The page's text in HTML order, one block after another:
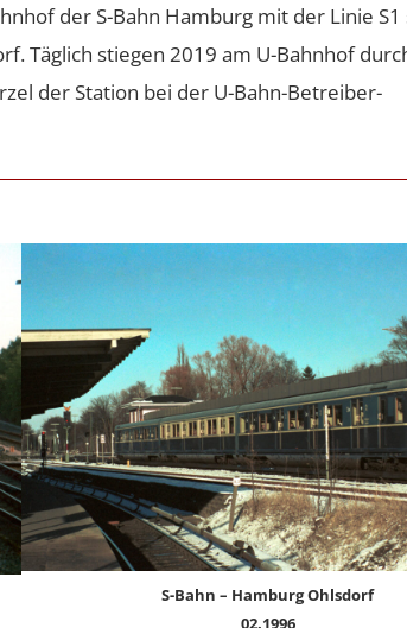
der S-Bahn Hamburg mit der Linie S1
Täglich stiegen 2019 am U-Bahnhof
der Station bei der U-Bahn-Betreiber-
S-Bahn – Hamburg Ohlsdorf
02.1996